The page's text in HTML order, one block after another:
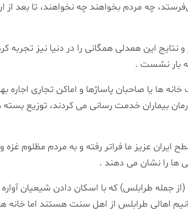
چه مردم بخواهند چه نخواهند، تا بعد از
نتایج این همدلی همگانی را در دنیا نیز
بار نشست .
ها یا صاحبان پاساژها و اماکن تجاری اجاره
بیماران خدمت رسانی می کردند،
عزیز ما فراتر رفته و به مردم مظلوم
ها را نشان می دهند .
جمله طرابلس) که با اسکان دادن شیعیان
اهالی طرابلس از اهل سنت هستند اما خانه